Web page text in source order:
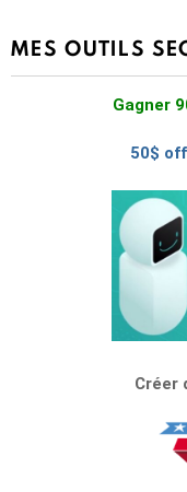
MES OUTILS
Gagner
50$
Créer